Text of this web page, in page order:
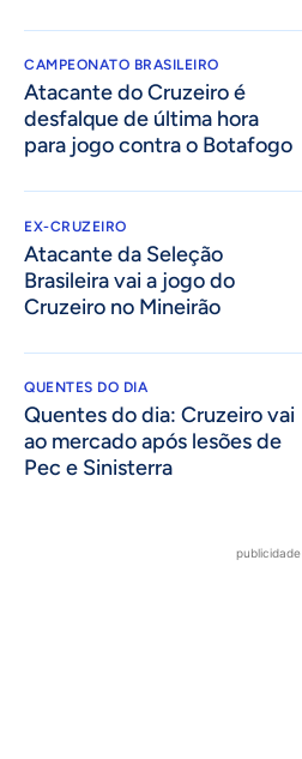
CAMPEONATO BRASILEIRO
Atacante do Cruzeiro é
desfalque de última hora
para jogo contra o Botafogo
EX-CRUZEIRO
Atacante da Seleção
Brasileira vai a jogo do
Cruzeiro no Mineirão
QUENTES DO DIA
Quentes do dia: Cruzeiro vai
ao mercado após lesões de
Pec e Sinisterra
publicidade